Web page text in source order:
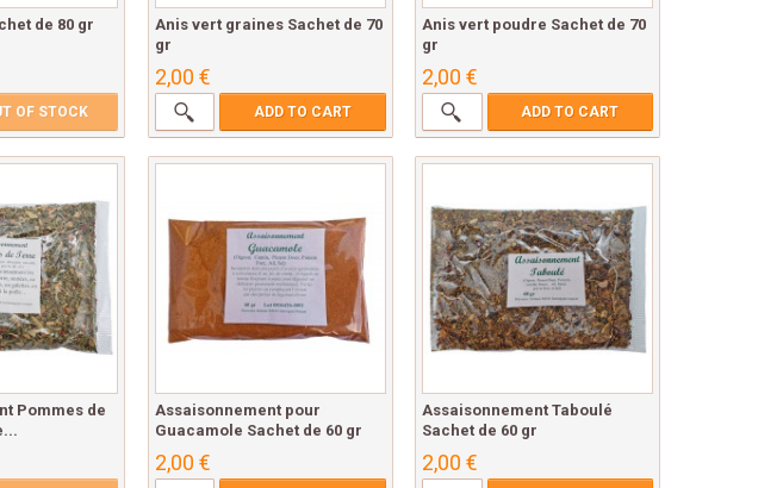
de 80 gr
OF STOCK
Anis vert graines Sachet de 70
gr
2,00 €
ADD TO CART
Anis vert poudre Sachet de 70
gr
2,00 €
ADD TO CART
Pommes de
Assaisonnement pour
Guacamole Sachet de 60 gr
2,00 €
Assaisonnement Taboulé
Sachet de 60 gr
2,00 €